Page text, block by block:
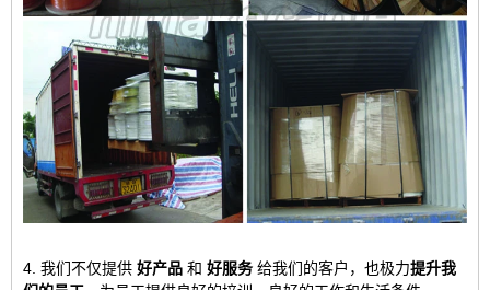
4. 我们不仅提供 好产品 和 好服务 给我们的客户，也极力提升我